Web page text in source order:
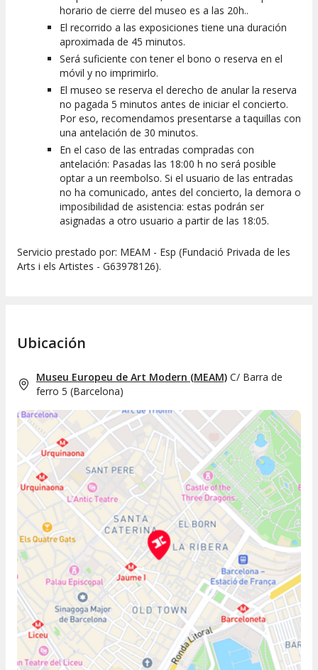
horario de cierre del museo es a las 20h..
El recorrido a las exposiciones tiene una duración
aproximada de 45 minutos.
Será suficiente con tener el bono o reserva en el
móvil y no imprimirlo.
El museo se reserva el derecho de anular la reserva
no pagada 5 minutos antes de iniciar el concierto.
Por eso, recomendamos presentarse a taquillas con
una antelación de 30 minutos.
En el caso de las entradas compradas con
antelación: Pasadas las 18:00 h no será posible
optar a un reembolso. Si el usuario de las entradas
no ha comunicado, antes del concierto, la demora o
imposibilidad de asistencia: estas podrán ser
asignadas a otro usuario a partir de las 18:05.
Servicio prestado por: MEAM - Esp (Fundació Privada de les
Arts i els Artistes - G63978126).
Ubicación
Museu Europeu de Art Modern (MEAM) C/ Barra de
ferro 5 (Barcelona)